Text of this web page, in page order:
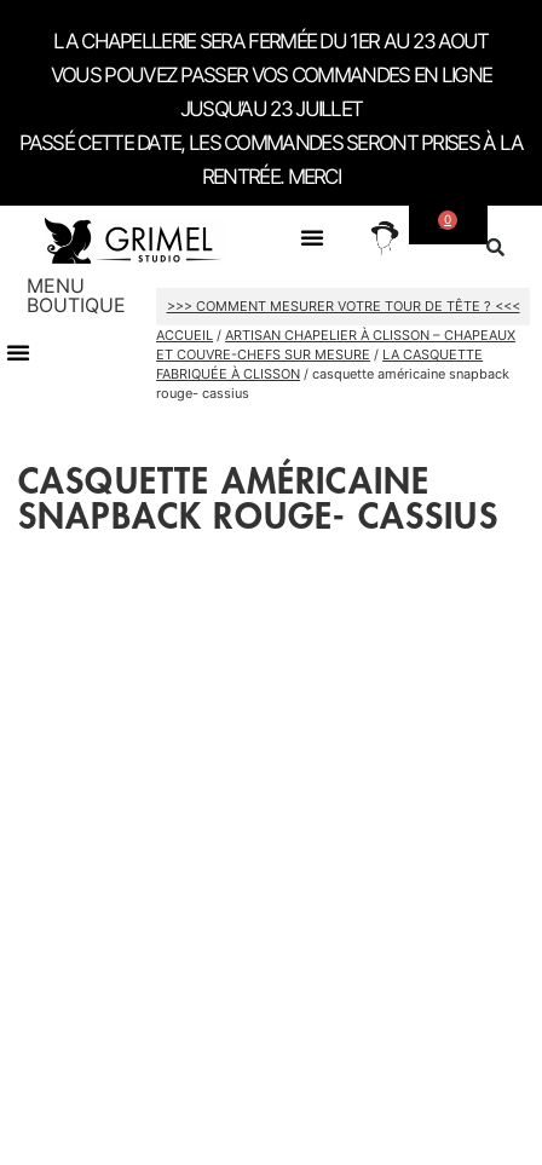
LA CHAPELLERIE SERA FERMÉE DU 1ER AU 23 AOUT
VOUS POUVEZ PASSER VOS COMMANDES EN LIGNE
JUSQU’AU 23 JUILLET
PASSÉ CETTE DATE, LES COMMANDES SERONT PRISES À LA
RENTRÉE. MERCI
0
MENU
BOUTIQUE
>>> COMMENT MESURER VOTRE TOUR DE TÊTE ? <<<
ACCUEIL /ARTISAN CHAPELIER À CLISSON – CHAPEAUX
ET COUVRE-CHEFS SUR MESURE / LA CASQUETTE
FABRIQUÉE À CLISSON / casquette américaine snapback
rouge- cassius
CASQUETTE AMÉRICAINE
SNAPBACK ROUGE- CASSIUS